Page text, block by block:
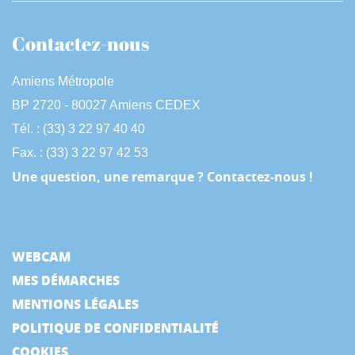
Contactez-nous
Amiens Métropole
BP 2720 - 80027 Amiens CEDEX
Tél. : (33) 3 22 97 40 40
Fax. : (33) 3 22 97 42 53
Une question, une remarque ? Contactez-nous !
WEBCAM
MES DÉMARCHES
MENTIONS LÉGALES
POLITIQUE DE CONFIDENTIALITÉ
COOKIES